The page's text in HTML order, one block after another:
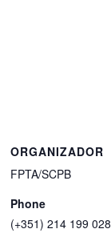
ORGANIZADOR
FPTA/SCPB
Phone
(+351) 214 199 028